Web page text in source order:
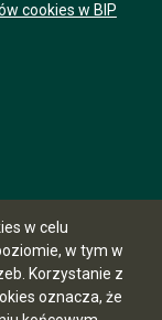
w celu
w tym w
Korzystanie z
oznacza, że
cookies w BIP